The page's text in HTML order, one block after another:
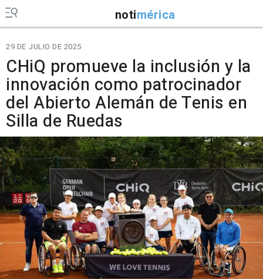
notimérica
29 DE JULIO DE 2025
CHiQ promueve la inclusión y la
innovación como patrocinador
del Abierto Alemán de Tenis en
Silla de Ruedas